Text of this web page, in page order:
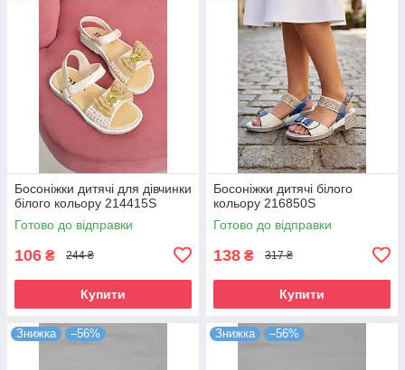
Босоніжки дитячі для дівчинки
білого кольору 214415S
Готово до відправки
106 ₴ 244 ₴
Купити
Босоніжки дитячі білого
кольору 216850S
Готово до відправки
138 ₴ 317 ₴
Купити
Знижка –56% Знижка –56%